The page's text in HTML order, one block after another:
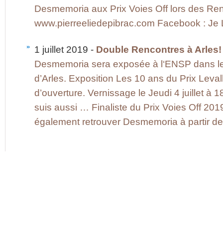
Desmemoria aux Prix Voies Off lors des
www.pierreeliedepibrac.com Facebook : Je
1 juillet 2019 - Double Rencontres à Arles!
Desmemoria sera exposée à l‘ENSP dans
d’Arles. Exposition Les 10 ans du Prix
d’ouverture. Vernissage le Jeudi 4 juillet à
suis aussi … Finaliste du Prix Voies Off
également retrouver Desmemoria à partir